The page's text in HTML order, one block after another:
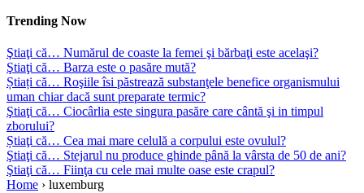
Trending Now
Ştiaţi că… Numărul de coaste la femei şi bărbaţi este acelaşi?
Ştiaţi că… Barza este o pasăre mută?
Știați că… Roşiile îsi păstrează substanţele benefice organismului
uman chiar dacă sunt preparate termic?
Ştiaţi că… Ciocârlia este singura pasăre care cântă şi in timpul
zborului?
Știaţi că… Cea mai mare celulă a corpului este ovulul?
Ştiaţi că… Stejarul nu produce ghinde până la vârsta de 50 de ani?
Ştiaţi că… Fiinţa cu cele mai multe oase este crapul?
Home › luxemburg